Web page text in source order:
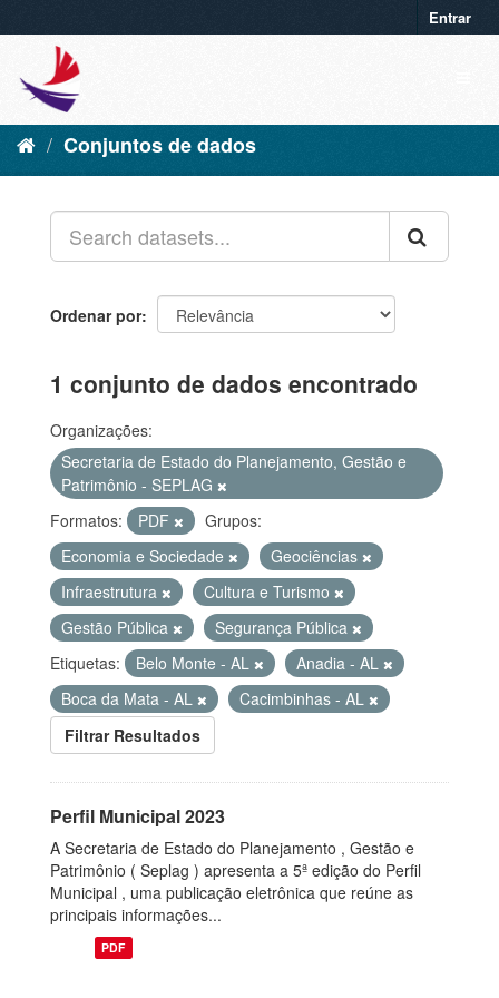
Entrar
Conjuntos de dados
Ordenar por
1 conjunto de dados encontrado
Organizações:
Secretaria de Estado do Planejamento, Gestão e
Patrimônio - SEPLAG
Formatos:
PDF
Grupos:
Economia e Sociedade
Geociências
Infraestrutura
Cultura e Turismo
Gestão Pública
Segurança Pública
Etiquetas:
Belo Monte - AL
Anadia - AL
Boca da Mata - AL
Cacimbinhas - AL
Filtrar Resultados
Perfil Municipal 2023
A Secretaria de Estado do Planejamento , Gestão e
Patrimônio ( Seplag ) apresenta a 5ª edição do Perfil
Municipal , uma publicação eletrônica que reúne as
principais informações...
PDF